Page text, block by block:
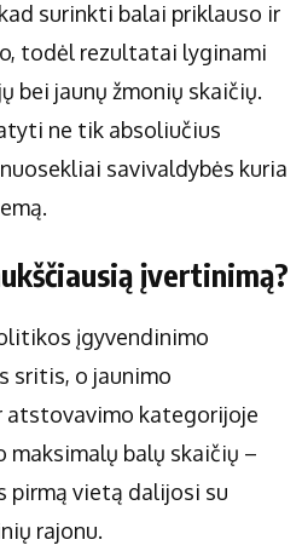
surinkti balai priklauso ir
todėl rezultatai lyginami
bei jaunų žmonių skaičių.
ne tik absoliučius
savivaldybės kuria
įvertinimą?
įgyvendinimo
sritis, o jaunimo
atstovavimo kategorijoje
balų skaičių –
pirmą vietą dalijosi su
rajonu.